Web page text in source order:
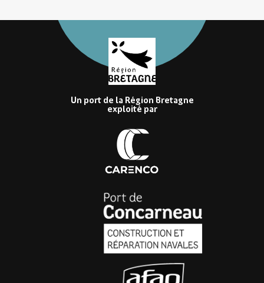
Un port de la Région Bretagne
exploité par